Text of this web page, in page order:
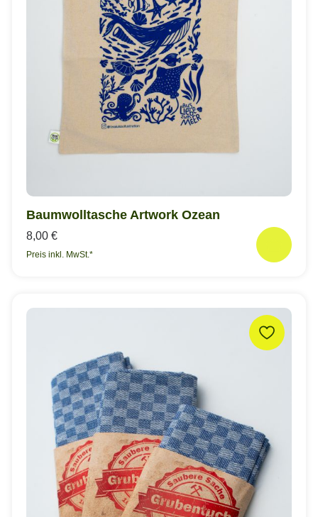
Baumwolltasche Artwork Ozean
8,00 €
Preis inkl. MwSt.*